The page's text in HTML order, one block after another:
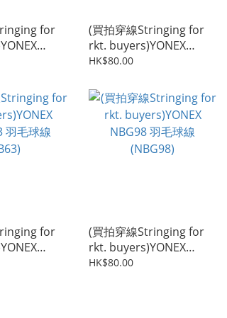
for
羽毛球
(買拍穿線Stringing for
rkt. buyers)YONEX
Nanogy 95 羽毛球線
HK$80.00
for
(買拍穿線Stringing for
rkt. buyers)YONEX
NBG98 羽毛球線
HK$80.00